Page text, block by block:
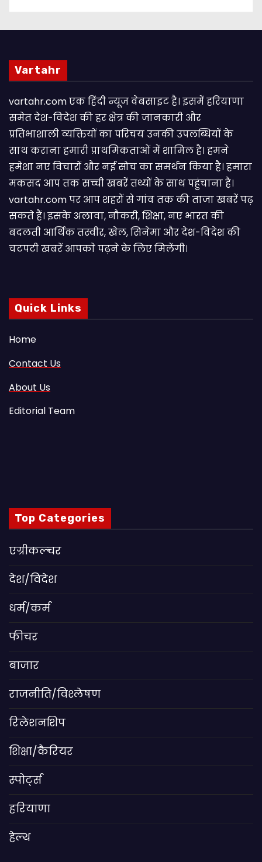
Vartahr
vartahr.com एक हिंदी न्यूज वेबसाइट है। इसमें हरियाणा
समेत देश-विदेश की हर क्षेत्र की जानकारी और
प्रतिभाशाली व्यक्तियों का परिचय उनकी उपलब्धियों के
साथ कराना हमारी प्राथमिकताओं में शामिल है। हमने
हमेशा नए विचारों और नई सोच का समर्थन किया है। हमारा
मकसद आप तक सच्ची खबरें तथ्यों के साथ पहुंचाना है।
vartahr.com पर आप शहरों से गांव तक की ताजा खबरें पढ़
सकते हैं। इसके अलावा, नौकरी, शिक्षा, नए भारत की
बदलती आर्थिक तस्वीर, खेल, सिनेमा और देश-विदेश की
चटपटी खबरें आपकाे पढ़ने के लिए मिलेंगी।
Quick Links
Home
Contact Us
About Us
Editorial Team
Top Categories
एग्रीकल्चर
देश/विदेश
धर्म/कर्म
फीचर
बाजार
राजनीति/विश्लेषण
रिलेशनशिप
शिक्षा/कैरियर
स्पोर्ट्स
हरियाणा
हेल्थ